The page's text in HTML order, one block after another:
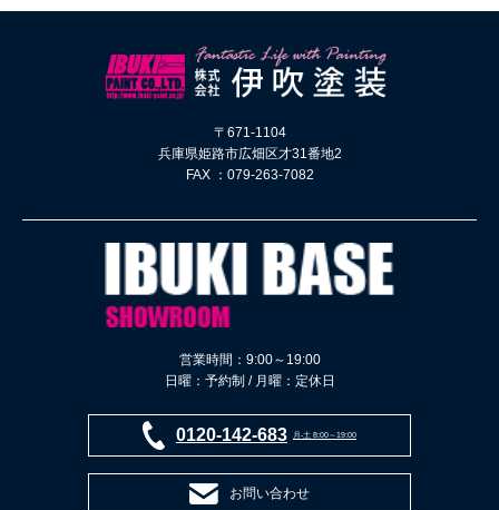
〒671-1104
兵庫県姫路市広畑区才31番地2
FAX ：079-263-7082
営業時間：9:00～19:00
日曜：予約制 / 月曜：定休日
0120-142-683 月-土 8:00～19:00
お問い合わせ